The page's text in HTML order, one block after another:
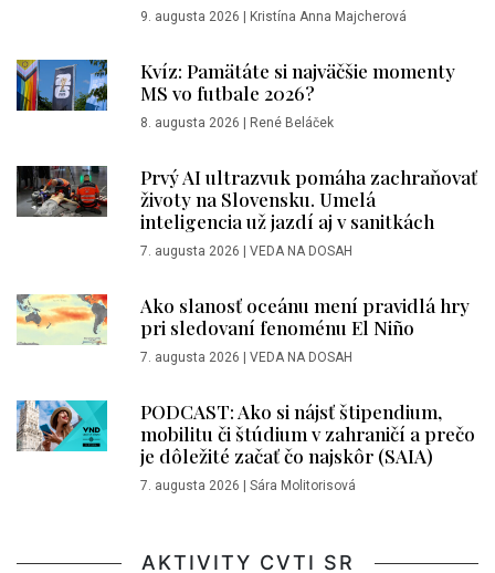
9. augusta 2026 | Kristína Anna Majcherová
Kvíz: Pamätáte si najväčšie momenty
MS vo futbale 2026?
8. augusta 2026 | René Beláček
Prvý AI ultrazvuk pomáha zachraňovať
životy na Slovensku. Umelá
inteligencia už jazdí aj v sanitkách
7. augusta 2026 | VEDA NA DOSAH
Ako slanosť oceánu mení pravidlá hry
pri sledovaní fenoménu El Niño
7. augusta 2026 | VEDA NA DOSAH
PODCAST: Ako si nájsť štipendium,
mobilitu či štúdium v zahraničí a prečo
je dôležité začať čo najskôr (SAIA)
7. augusta 2026 | Sára Molitorisová
AKTIVITY CVTI SR